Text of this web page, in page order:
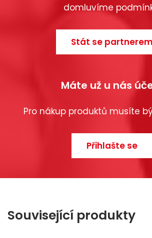
domluvíme
Stát se partnerem
Máte už u nás
Pro nákup produktů musíte
Přihlašte se
Související produkty